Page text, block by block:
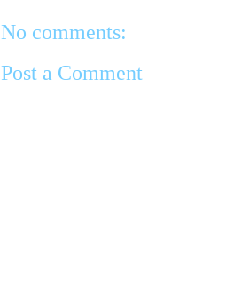
No comments:
Post a Comment